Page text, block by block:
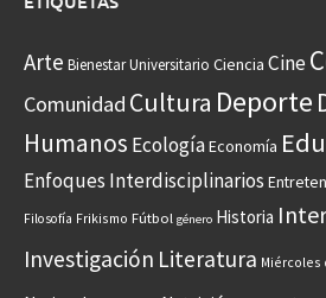
Arte Bienestar Universitario Ciencia Cine
Comunidad Cultura Deporte
Humanos EcologíaEconomía
Enfoques Interdisciplinarios
Filosofía Frikismo Fútbol género Historia
Investigación Literatura Miércoles